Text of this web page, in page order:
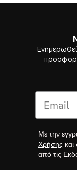
Με την
Χρήσης
από τις